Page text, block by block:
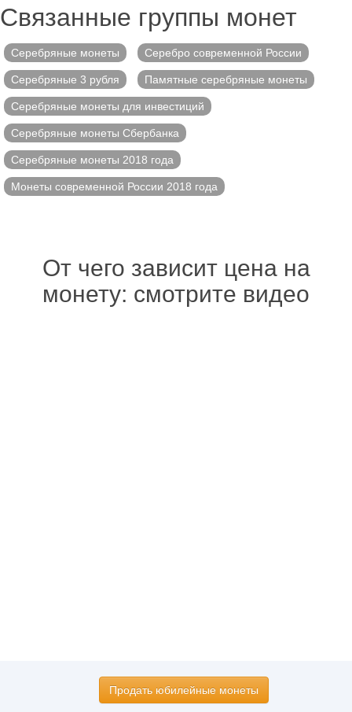
Связанные группы монет
Серебряные монеты Серебро современной России
Серебряные 3 рубля Памятные серебряные монеты
Серебряные монеты для инвестиций
Серебряные монеты Сбербанка
Серебряные монеты 2018 года
Монеты современной России 2018 года
От чего зависит цена на
монету: смотрите видео
Продать юбилейные монеты